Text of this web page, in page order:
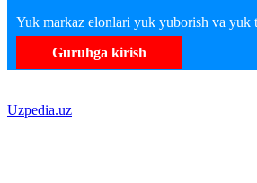
Yuk markaz elonlari yuk yuborish va yuk
Guruhga kirish
Uzpedia.uz